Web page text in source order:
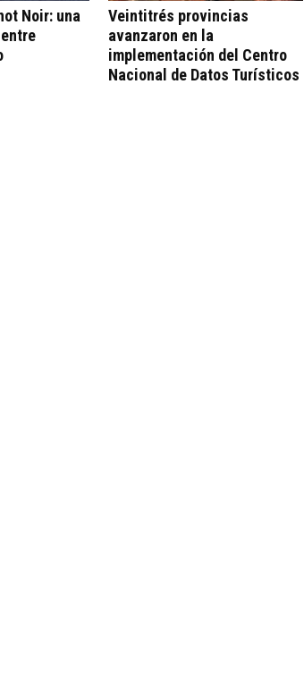
Noir: una
Veintitrés provincias
avanzaron en la
implementación del Centro
Nacional de Datos Turísticos